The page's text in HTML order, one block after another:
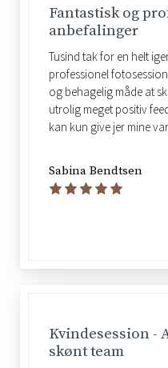
Fantastisk og
anbefalinger
Tusind tak for en helt
professionel
og behagelig måde at
utrolig meget positiv
kan kun give jer mine
Sabina Bendtsen
Kvindesession -
skønt team